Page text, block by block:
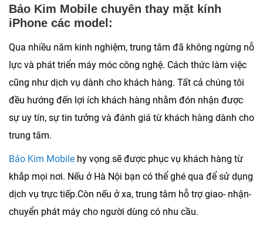
Bảo Kim Mobile chuyên thay mặt kính
iPhone các model:
Qua nhiều năm kinh nghiệm, trung tâm đã không ngừng nỗ
lực và phát triển máy móc công nghệ. Cách thức làm việc
cũng như dịch vụ dành cho khách hàng. Tất cả chúng tôi
đều hướng đến lợi ích khách hàng nhằm đón nhận được
sự uy tín, sự tin tưởng và đánh giá từ khách hàng dành cho
trung tâm.
Bảo Kim Mobile hy vọng sẽ được phục vụ khách hàng từ
khắp mọi nơi. Nếu ở Hà Nội bạn có thể ghé qua để sử dụng
dịch vụ trực tiếp.Còn nếu ở xa, trung tâm hỗ trợ giao- nhận-
chuyển phát máy cho người dùng có nhu cầu.